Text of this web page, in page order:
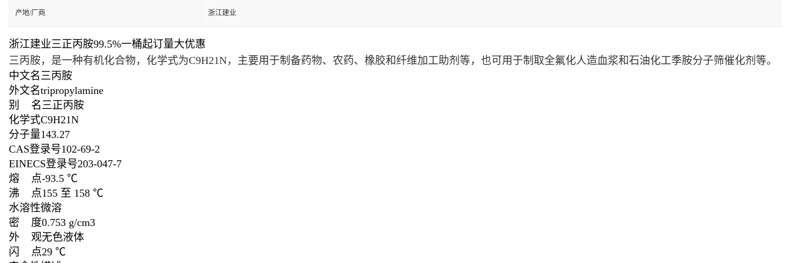
产地/厂商 浙江建业
浙江建业三正丙胺99.5%一桶起订量大优惠
三丙胺，是一种有机化合物，化学式为C9H21N，主要用于制备药物、农药、橡胶和纤维加工助剂等，也可用于制取全氟化人造血浆和石油化工季胺分子筛催化剂等。
中文名三丙胺
外文名tripropylamine
别 名三正丙胺
化学式C9H21N
分子量143.27
CAS登录号102-69-2
EINECS登录号203-047-7
熔 点-93.5 ℃
沸 点155 至 158 ℃
水溶性微溶
密 度0.753 g/cm3
外 观无色液体
闪 点29 ℃